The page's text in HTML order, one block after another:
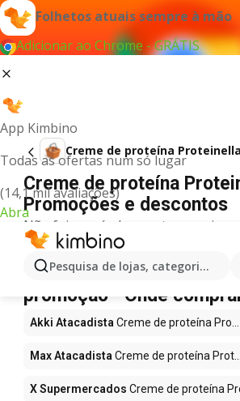
Folhetos atuais sempre à mão
Adicionar ao Chrome - GRÁTIS
App Kimbino
Todas as ofertas num só lugar
(14,1 mil avaliações)
Abra
Pesquisa de lojas,
Creme de proteína Proteinella
Creme de proteína
Promoções e descontos
Não foi possível encontrar
para este termo.
Creme de proteína
promoção - Onde
Akki Atacadista Creme de proteína Pro...
Max Atacadista Creme de proteína Prot...
X Supermercados Creme de proteína